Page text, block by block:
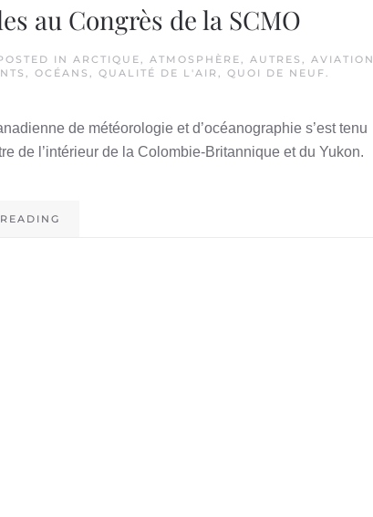
au Congrès de la SCMO
IN ARCTIQUE, ATMOSPHÈRE, AUTRES , AVIATION
, OCÉANS , QUALITÉ DE L'AIR , QUOI DE NEUF.
de météorologie et d’océanographie s’est tenu
de l’intérieur de la Colombie-Britannique et du Yukon.